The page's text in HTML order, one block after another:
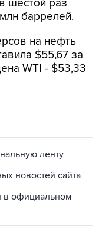
на нефть
WTI - $53,33
новостей сайта
в официальном